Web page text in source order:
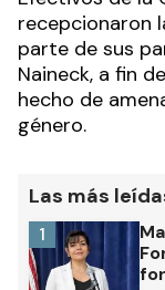
recepcionaron
parte de sus
Naineck, a fin
hecho de
género.
Las más
1